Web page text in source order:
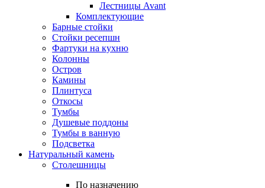
Лестницы Avant
Комплектующие
Барные стойки
Стойки ресепшн
Фартуки на кухню
Колонны
Остров
Камины
Плинтуса
Откосы
Тумбы
Душевые поддоны
Тумбы в ванную
Подсветка
Натуральный камень
Столешницы
По назначению